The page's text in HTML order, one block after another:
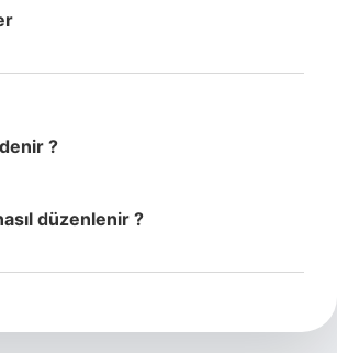
?
düzenlenir ?